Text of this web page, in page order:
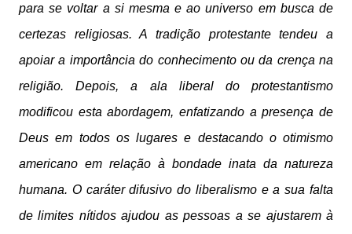
para se voltar a si mesma e ao universo em busca de
certezas religiosas. A tradição protestante tendeu a
apoiar a importância do conhecimento ou da crença na
religião. Depois, a ala liberal do protestantismo
modificou esta abordagem, enfatizando a presença de
Deus em todos os lugares e destacando o otimismo
americano em relação à bondade inata da natureza
humana. O caráter difusivo do liberalismo e a sua falta
de limites nítidos ajudou as pessoas a se ajustarem à